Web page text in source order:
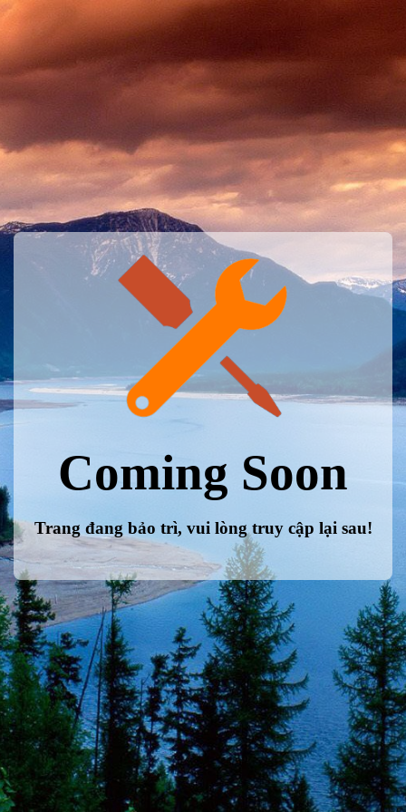
Coming Soon
Trang đang bảo trì, vui lòng truy cập lại sau!